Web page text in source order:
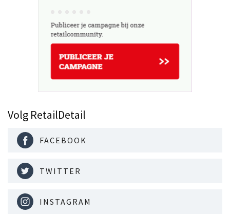
Volg RetailDetail
FACEBOOK
TWITTER
INSTAGRAM